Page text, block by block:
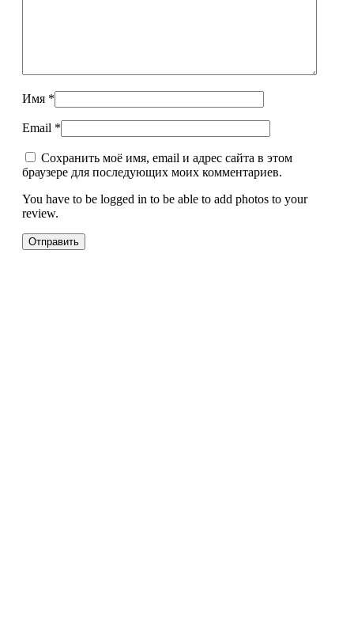
Имя *
Email *
Сохранить моё имя, email и адрес сайта в этом
браузере для последующих моих комментариев.
You have to be logged in to be able to add photos to your
review.